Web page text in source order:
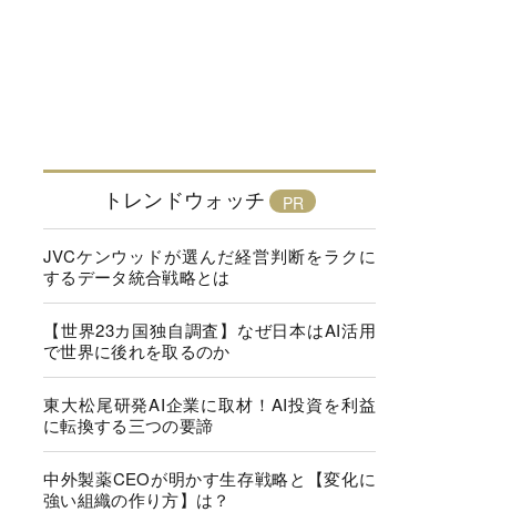
トレンドウォッチ
JVCケンウッドが選んだ経営判断をラクに
するデータ統合戦略とは
【世界23カ国独自調査】なぜ日本はAI活用
で世界に後れを取るのか
東大松尾研発AI企業に取材！AI投資を利益
に転換する三つの要諦
中外製薬CEOが明かす生存戦略と【変化に
強い組織の作り方】は？